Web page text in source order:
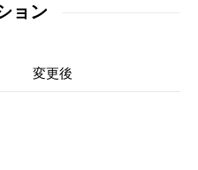
ョン
変更後